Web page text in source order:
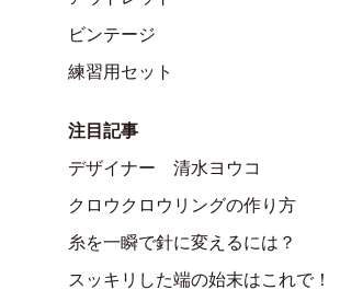
ビンテージ
練習用セット
注目記事
デザイナー 清水ヨウコ
クロウクロウリングの作り方
糸を一瞬で針に変えるには？
スッキリした端の始末はこれで！